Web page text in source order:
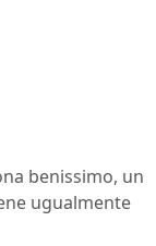
benissimo, un
ugualmente